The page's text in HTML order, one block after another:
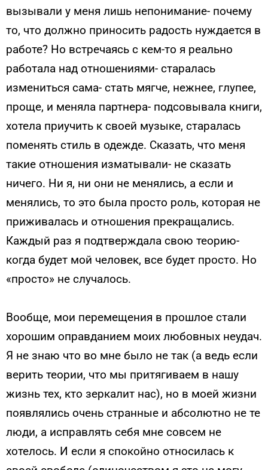
вызывали у меня лишь непонимание- почему
то, что должно приносить радость нуждается в
работе? Но встречаясь с кем-то я реально
работала над отношениями- старалась
измениться сама- стать мягче, нежнее, глупее,
проще, и меняла партнера- подсовывала книги,
хотела приучить к своей музыке, старалась
поменять стиль в одежде. Сказать, что меня
такие отношения изматывали- не сказать
ничего. Ни я, ни они не менялись, а если и
менялись, то это была просто роль, которая не
приживалась и отношения прекращались.
Каждый раз я подтверждала свою теорию-
когда будет мой человек, все будет просто. Но
«просто» не случалось.
Вообще, мои перемещения в прошлое стали
хорошим оправданием моих любовных неудач.
Я не знаю что во мне было не так (а ведь если
верить теории, что мы притягиваем в нашу
жизнь тех, кто зеркалит нас), но в моей жизни
появлялись очень странные и абсолютно не те
люди, а исправлять себя мне совсем не
хотелось. И если я спокойно относилась к